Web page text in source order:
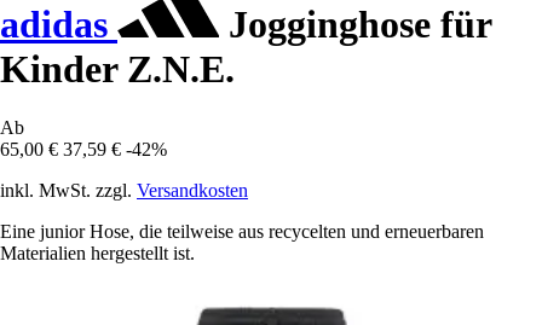
adidas
Jogginghose für
Kinder Z.N.E.
Ab
65,00 € 37,59 € -42%
inkl. MwSt. zzgl. Versandkosten
Eine junior Hose, die teilweise aus recycelten und erneuerbaren
Materialien hergestellt ist.